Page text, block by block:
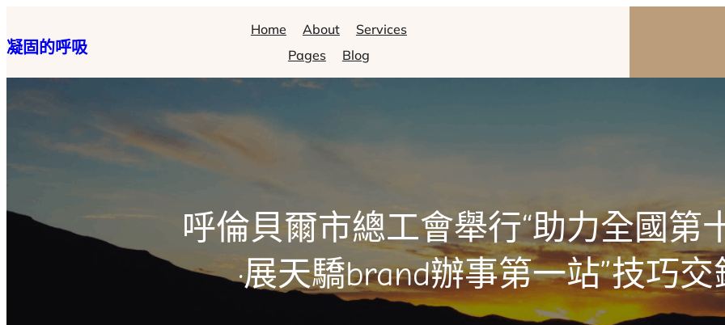
至
主
凝固的呼吸
Home About
Services
Pages
Blog
呼倫貝爾市總工會舉行“助力全國第
·展天驕brand辦事第一站”技巧